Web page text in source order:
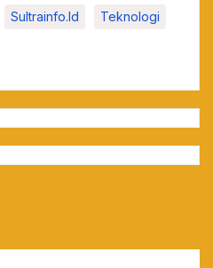
Sultrainfo.id Teknologi